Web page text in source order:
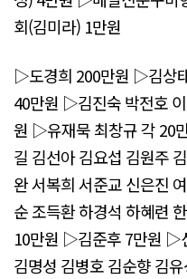
회(김미라) 1만원
▷도경희 200만원 ▷김상
40만원 ▷김진숙 박전호
원 ▷유재묵 최창규 각 20
길 김선아 김요섭 김원주
완 서복희 서준교 신은진
순 조득환 하경석 하혜련
10만원 ▷김준후 7만원 ▷
김명성 김병호 김순향 김